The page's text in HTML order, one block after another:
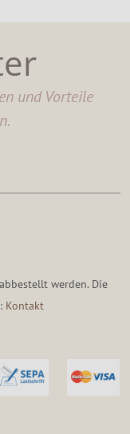
und Vorteile
werden. Die
Kontakt